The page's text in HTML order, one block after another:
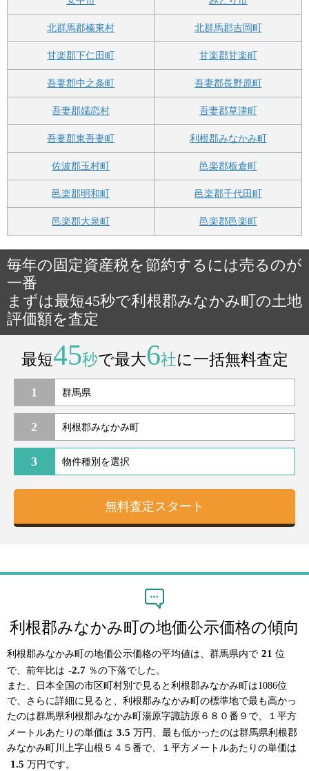
北群馬郡榛東村 北群馬郡吉岡町
甘楽郡下仁田町 甘楽郡甘楽町
吾妻郡中之条町 吾妻郡長野原町
吾妻郡嬬恋村 吾妻郡草津町
吾妻郡東吾妻町 利根郡みなかみ町
佐波郡玉村町 邑楽郡板倉町
邑楽郡明和町 邑楽郡千代田町
邑楽郡大泉町 邑楽郡邑楽町
毎年の固定資産税を節約するには売るのが
一番
まずは最短45秒で利根郡みなかみ町の土地
評価額を査定
最短45秒で最大6社に一括無料査定
1
2
3
利根郡みなかみ町の地価公示価格の傾向
利根郡みなかみ町の地価公示価格の平均値は、群馬県内で 21 位
で、前年比は -2.7 ％の下落でした。
また、日本全国の市区町村別で見ると利根郡みなかみ町は1086位
で、さらに詳細に見ると、利根郡みなかみ町の標準地で最も高かっ
たのは群馬県利根郡みなかみ町湯原字諏訪原６８０番９で、１平方
メートルあたりの単価は 3.5 万円、最も低かったのは群馬県利根郡
みなかみ町川上字山根５４５番で、１平方メートルあたりの単価は
1.5 万円です。